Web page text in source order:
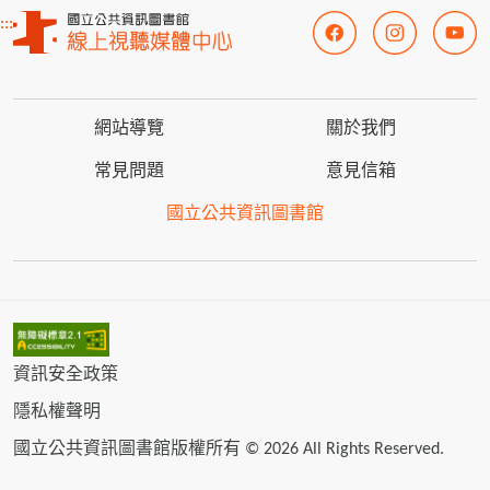
:::
網站導覽 關於我們
常見問題 意見信箱
國立公共資訊圖書館
資訊安全政策
隱私權聲明
國立公共資訊圖書館版權所有 © 2026 All Rights Reserved.